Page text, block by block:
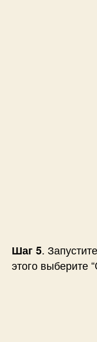
Шаг 5.
этого выберите